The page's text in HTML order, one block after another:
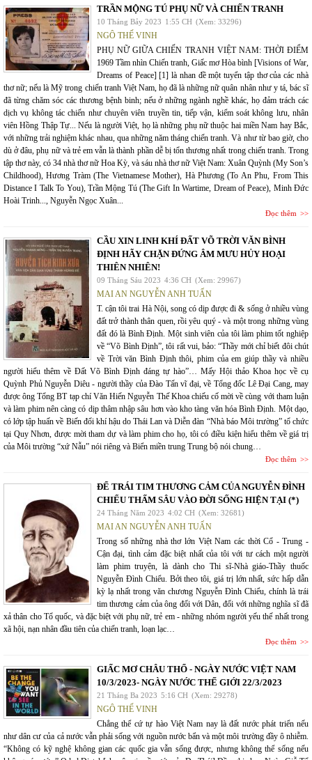
TRẦN MỘNG TÚ PHỤ NỮ VÀ CHIẾN TRANH
10 Tháng Bảy 2023 1:55 CH (Xem: 33296)
NGÔ THẾ VINH
PHỤ NỮ GIỮA CHIẾN TRANH VIỆT NAM: THỜI ĐIỂM
1969 Tầm nhìn Chiến tranh, Giấc mơ Hòa bình [Visions of War,
Dreams of Peace] [1] là nhan đề một tuyển tập thơ của các nhà
thơ nữ; nếu là Mỹ trong chiến tranh Việt Nam, họ đã là những nữ quân nhân như y tá, bác sĩ
đã từng chăm sóc các thương bệnh binh; nếu ở những ngành nghề khác, họ đảm trách các
dịch vụ không tác chiến như chuyên viên truyền tin, tiếp vận, kiểm soát không lưu, nhân
viên Hồng Thập Tự... Nếu là người Việt, họ là những phụ nữ thuộc hai miền Nam hay Bắc,
với những trải nghiệm khác nhau, qua những năm tháng chiến tranh. Và như từ bao giờ, cho
dù ở đâu, phụ nữ và trẻ em vẫn là thành phần dễ bị tổn thương nhất trong chiến tranh. Trong
tập thơ này, có 34 nhà thơ nữ Hoa Kỳ, và sáu nhà thơ nữ Việt Nam: Xuân Quỳnh (My Son’s
Childhood), Hương Tràm (The Vietnamese Mother), Hà Phương (To An Phu, From This
Distance I Talk To You), Trần Mộng Tú (The Gift In Wartime, Dream of Peace), Minh Đức
Hoài Trinh..., Nguyễn Ngọc Xuân...
Đọc thêm
CẦU XIN LINH KHÍ ĐẤT VÕ TRỜI VĂN BÌNH
ĐỊNH HÃY CHẶN ĐỨNG ÂM MƯU HỦY HOẠI
THIÊN NHIÊN!
09 Tháng Sáu 2023 4:36 CH (Xem: 29967)
MAI AN NGUYỄN ANH TUẤN
T. cận tôi trai Hà Nội, song có dịp được đi & sống ở nhiều vùng
đất trở thành thân quen, rồi yêu quý - và một trong những vùng
đất đó là Bình Định. Một sinh viên của tôi làm phim tốt nghiệp
về “Võ Bình Định”, tôi rất vui, bảo: “Thầy mới chỉ biết đôi chút
về Trời văn Bình Định thôi, phim của em giúp thầy và nhiều
người hiểu thêm về Đất Võ Bình Định đáng tự hào”… Mấy Hội thảo Khoa học về cụ
Quỳnh Phủ Nguyễn Diêu - người thầy của Đào Tấn vĩ đại, về Tổng đốc Lê Đại Cang, may
được ông Tổng BT tạp chí Văn Hiến Nguyễn Thế Khoa chiếu cố mời về cùng với tham luận
và làm phim nên càng có dịp thâm nhập sâu hơn vào kho tàng văn hóa Bình Định. Một dạo,
có lớp tập huấn về Biến đổi khí hậu do Thái Lan và Diễn đàn “Nhà báo Môi trường” tổ chức
tại Quy Nhơn, được mời tham dự và làm phim cho họ, tôi có điều kiện hiểu thêm về giá trị
của Môi trường “xứ Nẫu” nói riêng và Biển miền trung Trung bộ nói chung…
Đọc thêm
ĐỂ TRÁI TIM THƯƠNG CẢM CỦA NGUYỄN ĐÌNH
CHIỂU THẤM SÂU VÀO ĐỜI SỐNG HIỆN TẠI (*)
24 Tháng Năm 2023 4:02 CH (Xem: 32681)
MAI AN NGUYỄN ANH TUẤN
Trong số những nhà thơ lớn Việt Nam các thời Cổ - Trung -
Cận đại, tình cảm đặc biệt nhất của tôi với tư cách một người
làm phim truyện, là dành cho Thi sĩ-Nhà giáo-Thầy thuốc
Nguyễn Đình Chiểu. Bởi theo tôi, giá trị lớn nhất, sức hấp dẫn
kỳ lạ nhất trong văn chương Nguyễn Đình Chiểu, chính là trái
tim thương cảm của ông đối với Dân, đối với những nghĩa sĩ đã
xả thân cho Tổ quốc, và đặc biệt với phụ nữ, trẻ em - những nhóm người yếu thế nhất trong
xã hội, nạn nhân đầu tiên của chiến tranh, loạn lạc…
Đọc thêm
GIẤC MƠ CHÂU THỔ - NGÀY NƯỚC VIỆT NAM
10/3/2023- NGÀY NƯỚC THẾ GIỚI 22/3/2023
21 Tháng Ba 2023 5:16 CH (Xem: 29278)
NGÔ THẾ VINH
Chẳng thể cứ tự hào Việt Nam nay là đất nước phát triển nếu
như dân cư của cả nước vẫn phải sống với nguồn nước bẩn và một môi trường đầy ô nhiễm.
“Không có kỹ nghệ không gian các quốc gia vẫn sống được, nhưng không thể sống nếu